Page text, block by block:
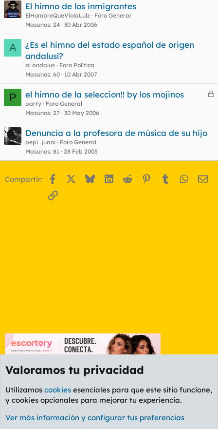
El himno de los inmigrantes
ElHombreQueViolaLulz
Foro General
Masunos 24 30 Abr 2006
A
¿Es el himno del estado español de origen
andalusí?
al andalus
Foro Política
Masunos 60 10 Abr 2007
P
C
r
el himno de la seleccion!! by los mojinos
party
Foro General
Masunos 27 30 May 2006
Denuncia a la profesora de música de su hijo
pepi_juani
Foro General
Masunos 81 28 Feb 2005
Compartir: Facebook BlueskyLinkedIn
Reddit Pinterest
Tumblr
Enlace
Foro General
Cookies
PL OLDSTYLE AMARILLO
Valoramos tu privacidad
Utilizamos cookies esenciales para que este sitio funcione,
y cookies opcionales para mejorar tu experiencia.
Ver más información y configurar tus preferencias